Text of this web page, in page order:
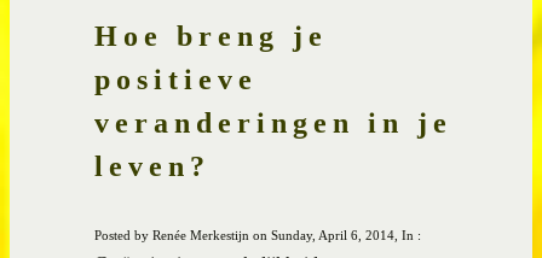
Hoe breng je
positieve
veranderingen in je
leven?
Posted by Renée Merkestijn on Sunday, April 6, 2014, In :